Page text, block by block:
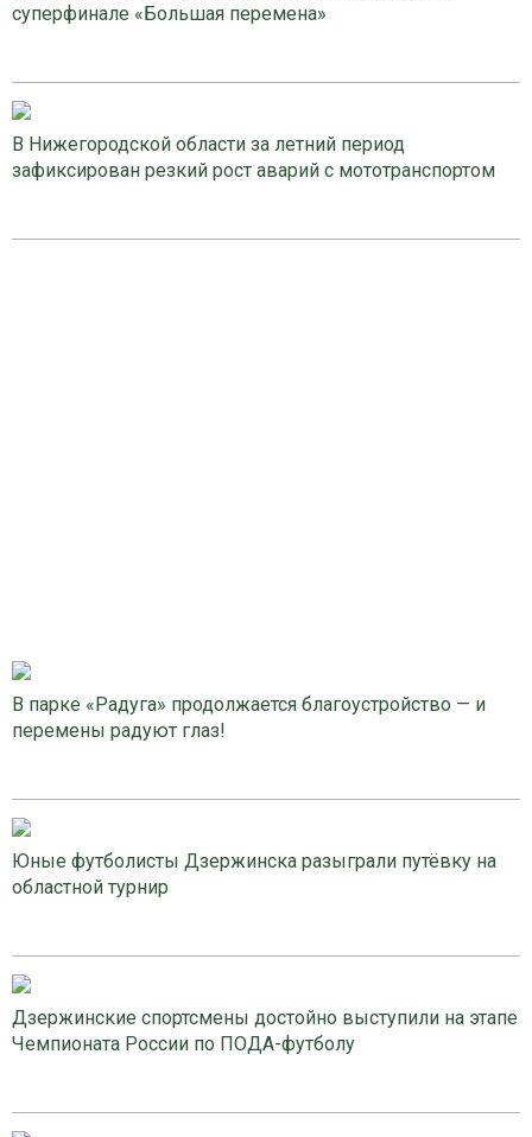
суперфинале «Большая перемена»
В Нижегородской области за летний период
зафиксирован резкий рост аварий с мототранспортом
В парке «Радуга» продолжается благоустройство — и
перемены радуют глаз!
Юные футболисты Дзержинска разыграли путёвку на
областной турнир
Дзержинские спортсмены достойно выступили на этапе
Чемпионата России по ПОДА-футболу